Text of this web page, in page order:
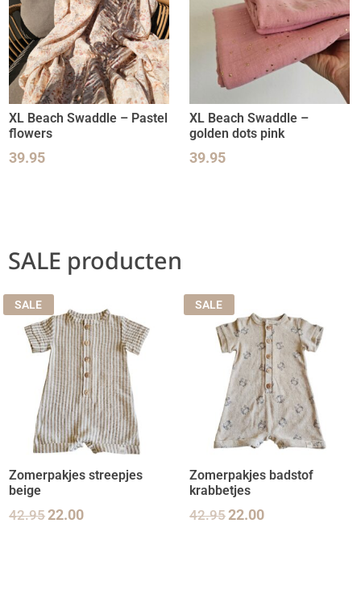
XL Beach Swaddle – Pastel
flowers
39.95
XL Beach Swaddle –
golden dots pink
39.95
SALE producten
SALE
Zomerpakjes streepjes
beige
42.9522.00
SALE
Zomerpakjes badstof
krabbetjes
42.9522.00